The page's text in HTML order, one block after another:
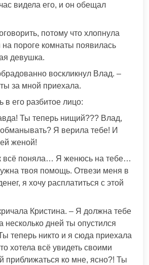
видела его, и он обещал
потому что хлопнула
на пороге комнаты появилась
девушка.
воскликнул Влад. –
за мной приехала.
в его разбитое лицо:
Ты теперь нищий??? Влад,
Я верила тебе! И
женой!
всё поняла… Я женюсь на тебе…
твоя помощь. Отвези меня в
я хочу расплатиться с этой
Кристина. – Я должна тебе
несколько дней ты опустился
теперь никто и я сюда приехала
хотела всё увидеть своими
приближаться ко мне, ясно?! Ты